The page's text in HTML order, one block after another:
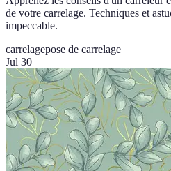
de votre carrelage. Techniques et
impeccable.
carrelagepose de carrelage
Jul 30